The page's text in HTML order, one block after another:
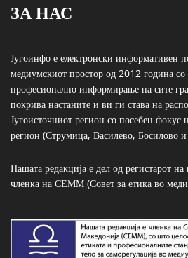
ЗА НАС
Југоинфо е електронски информативен
медиумскиот простор од 2012 година
професионално информирање на сите
покрива настаните и ви ги става на
Југоисточниот регион со посебен фокус
регион (Струмица, Василево, Босилово
Нашата редакција е дел од регистарот
членка на СЕММ (Совет за етика во